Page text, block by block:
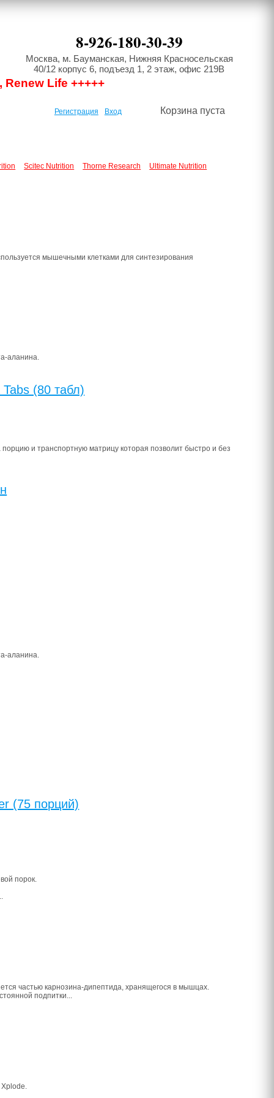
8-926-180-30-39
Москва, м. Бауманская, Нижняя Красносельская
40/12 корпус 6, подъезд 1, 2 этаж, офис 219В
Renew Life +++++
Корзина пуста
Регистрация Вход
Scitec Nutrition Thorne Research Ultimate Nutrition
мышечными клетками для синтезирования
аланина.
(80 табл)
и транспортную матрицу которая позволит быстро и без
аланина.
(75 порций)
порок.
частью карнозина-дипептида, хранящегося в мышцах.
подпитки...
Xplode.